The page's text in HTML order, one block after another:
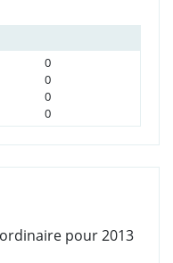
0
0
0
0
pour 2013